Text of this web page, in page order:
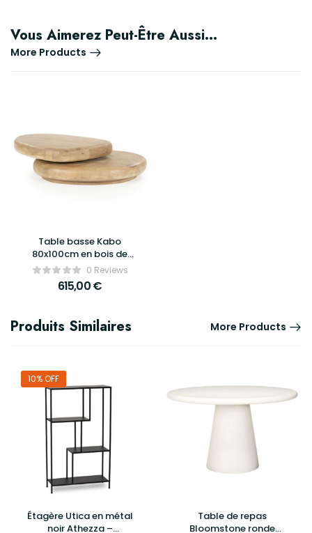
Vous Aimerez Peut-Être Aussi…
More Products
Table basse Kabo
80x100cm en bois de
manguier – By Boo
0 Reviews
615,00€
Produits Similaires More Products
10% OFF
Étagère Utica en métal
noir Athezza –
Table de repas
Bloomstone ronde